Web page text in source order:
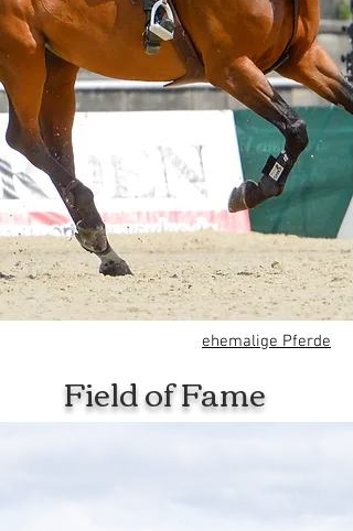
ehemalige Pferde
Field of Fame